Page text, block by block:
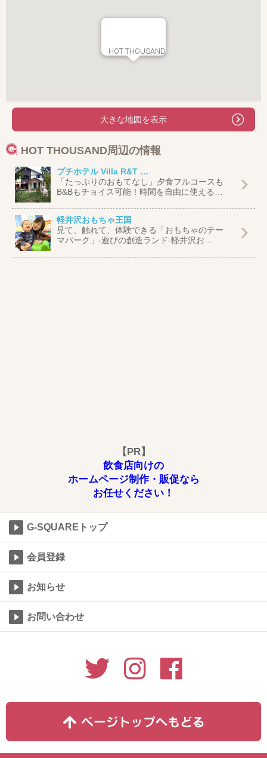
HOT THOUSAND
大きな地図を表示
HOT THOUSAND周辺の情報
プチホテル Villa R&T …
「たっぷりのおもてなし」夕食フルコースも
B&Bもチョイス可能！時間を自由に使える…
軽井沢おもちゃ王国
見て、触れて、体験できる「おもちゃのテー
マパーク」-遊びの創造ランド-軽井沢お…
【PR】
飲食店向けの
ホームページ制作・販促なら
お任せください！
G-SQUAREトップ
会員登録
お知らせ
お問い合わせ